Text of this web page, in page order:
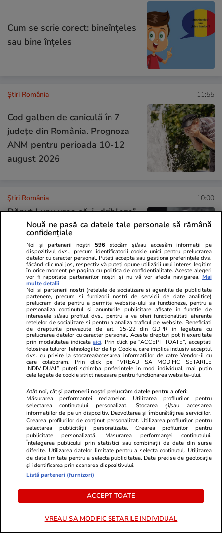
Cum se scrie corect: bineînțeles
sau bine înțeles
Știri România 11:55
Cod galben de caniculă în 7
județe din România. Prognoza
ANM pentru perioada 10-12
august 2026
Știri România 10:00
Dănuț Lupu vrea să-i „dribleze”
pe magistrați în al treilea dosar
penal, după ce a ratat „liga”
marii prescripții. Soția și un
apropiat al fotbalistului au ales
să-și retragă declarațiile
Știri România 07:00
Detalii în premieră despre
insula privată cu pensiune și 3
hectare de teren scoasă la
vânzare în Delta Dunării.
euro din prețul inițial
Știri România 08 aug.
Doi germani salvați de pe cel
mai mare perete stâncos din
România, unde au rămas blocați
și au sunat la 112
Opinii 07 aug.
Nouă ne pasă ca datele tale personale să rămână
confidențiale
Noi și partenerii noștri 596 stocăm și/sau accesăm informații pe
dispozitivul dvs., precum identificatorii cookie unici pentru prelucrarea
datelor cu caracter personal. Puteți accepta sau gestiona preferințele dvs.
făcând clic mai jos, respectiv vă puteți opune utilizării unui interes legitim
în orice moment pe pagina cu politica de confidențialitate. Aceste alegeri
vor fi raportate partenerilor noștri și nu vă vor afecta navigarea. Mai
multe detalii
Noi si partenerii nostri (retelele de socializare si agentiile de publicitate
partenere, precum si furnizorii nostri de servicii de date analitice)
prelucram date pentru a permite website-ului sa functioneze, pentru a
personaliza continutul si anunturile publicitare afisate in functie de
interesele si/sau profilul dvs., pentru a va oferi functionalitati aferente
retelelor de socializare si pentru a analiza traficul pe website. Beneficiati
de drepturile prevazute de art. 15-22 din GDPR in legatura cu
prelucrarea datelor cu caracter personal. Aceste drepturi pot fi exercitate
prin modalitatea indicataaici. Prin click pe “ACCEPT TOATE”, acceptati
folosirea tuturor Tehnologiilor de tip Cookie, care implica inclusiv acceptul
dvs. cu privire la stocarea/accesarea informatiilor de catre Vendor-ii cu
care colaboram. Prin click pe “VREAU SA MODIFIC SETARILE
INDIVIDUAL” puteti schimba preferintele in mod individual, mai putin
cele legate de cookie strict necesare pentru functionarea website-ului.
Atât noi, cât și partenerii noștri prelucrăm datele pentru a oferi:
Măsurarea performanței reclamelor. Utilizarea profilurilor pentru
selectarea conținutului personalizat. Stocarea și/sau accesarea
informațiilor de pe un dispozitiv. Dezvoltarea și îmbunătățirea serviciilor.
Crearea profilurilor de conținut personalizat. Utilizarea profilurilor pentru
selectarea publicității personalizate. Crearea profilurilor pentru
publicitate personalizată. Măsurarea performanței conținutului.
Înțelegerea publicului prin statistici sau combinații de date din surse
diferite. Utilizarea datelor limitate pentru a selecta conținutul. Utilizarea
de date limitate pentru a selecta publicitatea. Date precise de geolocație
și identificarea prin scanarea dispozitivului.
Listă parteneri (furnizori)
ACCEPT TOATE
VREAU SA MODIFIC SETARILE INDIVIDUAL